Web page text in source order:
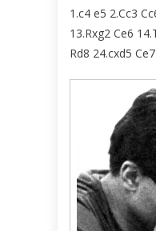
1.c4 e5 2.Cc3
13.Rxg2 Ce6
Rd8 24.cxd5